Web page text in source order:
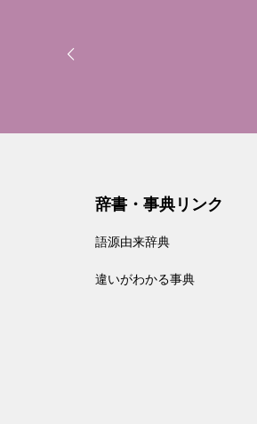
辞書・事典リンク
語源由来辞典
違いがわかる事典